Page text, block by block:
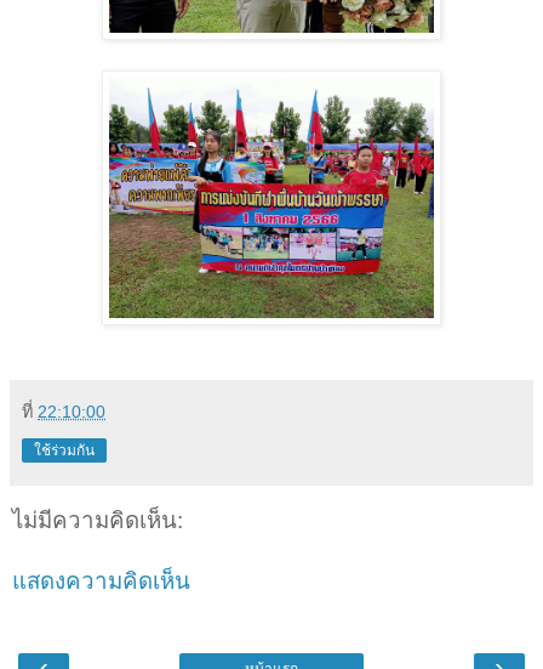
ที่ 22:10:00
ใช้ร่วมกัน
ไม่มีความคิดเห็น:
แสดงความคิดเห็น